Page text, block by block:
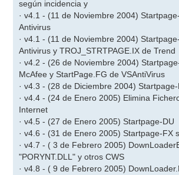
según incidencia y
· v4.1 - (11 de Noviembre 2004)
Antivirus
· v4.1 - (11 de Noviembre 2004)
Antivirus y TROJ_STRTPAGE.IX de Trend
· v4.2 - (26 de Noviembre 2004)
McAfee y StartPage.FG de VSAntiVirus
· v4.3 - (28 de Diciembre 2004) Startpage-
· v4.4 - (24 de Enero 2005) Elimina
Internet
· v4.5 - (27 de Enero 2005) Startpage-DU
· v4.6 - (31 de Enero 2005) Startpage-FX
· v4.7 - ( 3 de Febrero 2005)
"PORYNT.DLL" y otros CWS
· v4.8 - ( 9 de Febrero 2005)